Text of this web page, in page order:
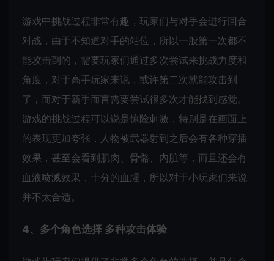
游戏中挑战过程非常有趣，玩家们与对手会进行回合
对战，由于不知道对手的站位，所以一般第一次都不
能攻击到的，需要玩家们通过多次尝试来挑战力度和
角度，对于高手玩家来说，或许第二次就能攻击到
了，而对于新手而言需要尝试很多次才能找到感觉。
游戏的挑战过程可以说是惊险刺激，特别是在画面上
的表现更加夸张，人物被武器射到之后会有各种穿插
效果，甚至会看到肌肉、骨骼、内脏等，而且还会有
血液喷溅效果，十分的血腥，所以对于小玩家们来说
并不太合适。
4、多个角色选择 多种攻击体验